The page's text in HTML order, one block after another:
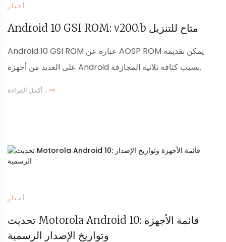
أخبار
Android 10 GSI ROM: v200.b متاح للتنزيل
Android 10 GSI ROM عبارة عن AOSP ROM يمكن تقديمه
على العديد من أجهزة Android بسبب كثافة ثلاثية المجازفة.
أكمل القراءة ..
أخبار
تحديث Motorola Android 10: قائمة الأجهزة
وتواريخ الإصدار الرسمية